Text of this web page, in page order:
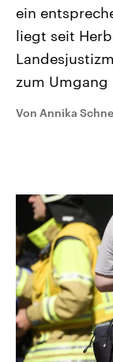
USA
Aktuelle Beiträge,
Hintergründe
Wirtschaftlich
gehören die
den mächtigsten
mit großem
ein
liegt seit
zum Umgang
Von Annika